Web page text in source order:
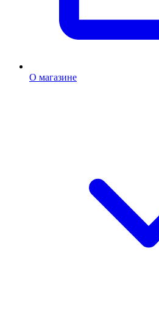
О магазине